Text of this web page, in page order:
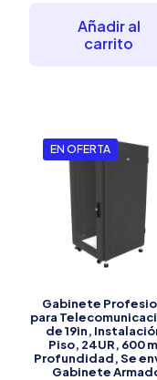
Añadir al
carrito
EN OFERTA
Gabinete
para
de 19in,
Piso, 24UR, 600
Profundidad, Se
Gabinete